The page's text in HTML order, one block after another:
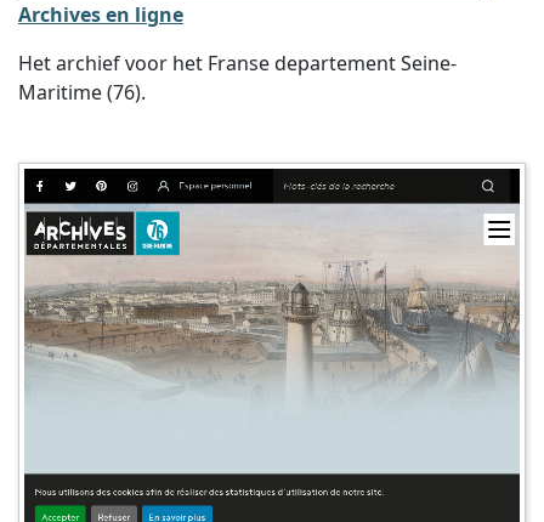
Archives en ligne
Het archief voor het Franse departement Seine-
Maritime (76).